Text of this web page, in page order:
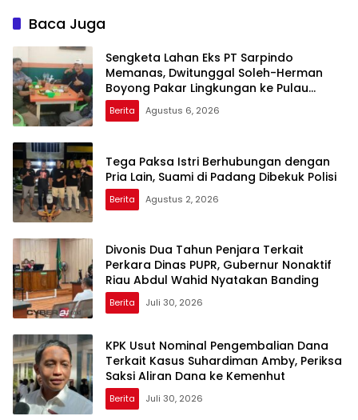
Baca Juga
Sengketa Lahan Eks PT Sarpindo
Memanas, Dwitunggal Soleh-Herman
Boyong Pakar Lingkungan ke Pulau
Rupat
Berita Agustus 6, 2026
Tega Paksa Istri Berhubungan dengan
Pria Lain, Suami di Padang Dibekuk Polisi
Berita Agustus 2, 2026
Divonis Dua Tahun Penjara Terkait
Perkara Dinas PUPR, Gubernur Nonaktif
Riau Abdul Wahid Nyatakan Banding
Berita Juli 30, 2026
KPK Usut Nominal Pengembalian Dana
Terkait Kasus Suhardiman Amby, Periksa
Saksi Aliran Dana ke Kemenhut
Berita Juli 30, 2026